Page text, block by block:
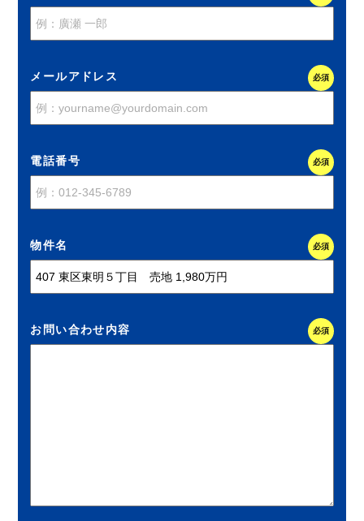
メールアドレス 必須
電話番号 必須
物件名 必須
お問い合わせ内容 必須